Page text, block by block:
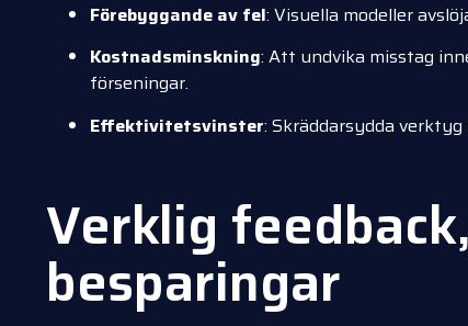
Förebyggande av fel: Visuella modeller
Kostnadsminskning: Att undvika misstag
förseningar.
Effektivitetsvinster: Skräddarsydda
Verklig
besparingar